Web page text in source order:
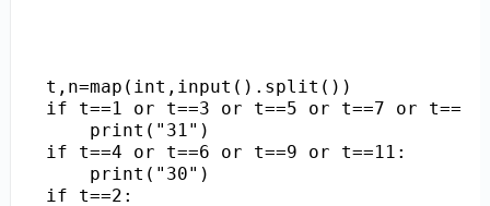
t,n=map(int,input().split())
if t==1 or t==3 or t==5 or t==7 or t==8
    print("31")
if t==4 or t==6 or t==9 or t==11:
    print("30")
if t==2: